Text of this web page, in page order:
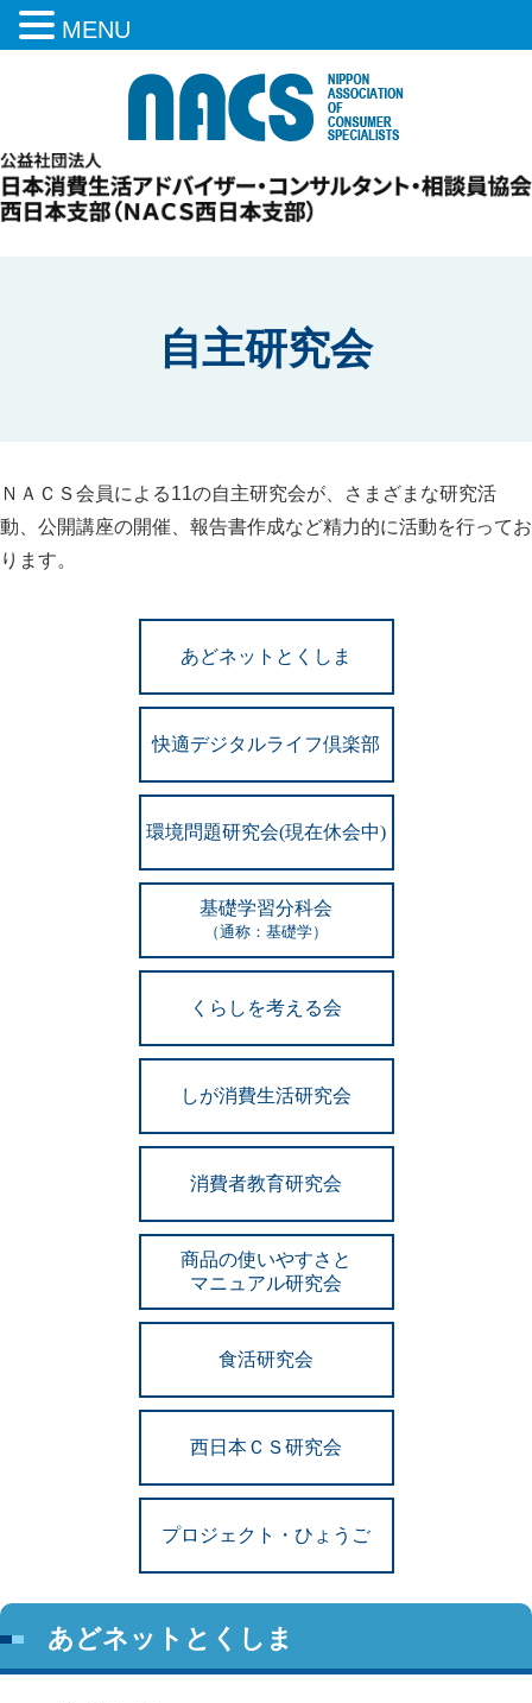
自主研究会
ＮＡＣＳ会員による11の自主研究会が、さまざまな研究活
動、公開講座の開催、報告書作成など精力的に活動を行ってお
ります。
あどネットとくしま
快適デジタルライフ倶楽部
環境問題研究会(現在休会中)
基礎学習分科会
（通称：基礎学）
くらしを考える会
しが消費生活研究会
消費者教育研究会
商品の使いやすさと
マニュアル研究会
食活研究会
西日本ＣＳ研究会
プロジェクト・ひょうご
あどネットとくしま
MENU